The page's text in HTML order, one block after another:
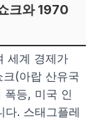
크와 1970
세계 경제가
크(아랍 산유국
등, 미국 인
. 스태그플레